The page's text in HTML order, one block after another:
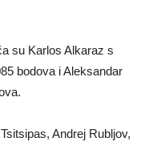
su Karlos Alkaraz s
bodova i Aleksandar
Andrej Rubljov,